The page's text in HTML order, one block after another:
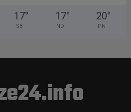
17°
SB
17°
ND
20°
PN